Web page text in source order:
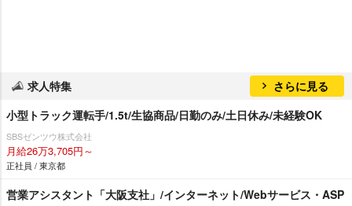
求人特集
さらに見る
小型トラック運転手/1.5t/生協商品/日勤のみ/土日休み/未経験OK
SBSゼンツウ株式会社
月給26万3,705円～
正社員 / 東京都
営業アシスタント「大阪支社」/インターネット/Webサービス・ASP